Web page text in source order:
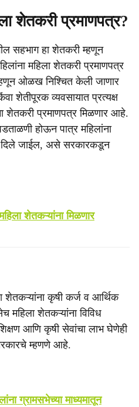
शेतकरी प्रमाणपत्र?
सहभाग हा शेतकरी म्हणून
महिला शेतकरी प्रमाणपत्र
ओळख निश्चित केली जाणार
शेतीपूरक व्यवसायात प्रत्यक्ष
शेतकरी प्रमाणपत्र मिळणार आहे.
होऊन पात्र महिलांना
दिले जाईल, असे सरकारकडून
शेतकऱ्यांना मिळणार
शेतकऱ्यांना कृषी कर्ज व आर्थिक
शेतकऱ्यांना विविध
आणि कृषी सेवांचा लाभ घेणेही
म्हणणे आहे.
ग्रामसभेच्या माध्यमातून